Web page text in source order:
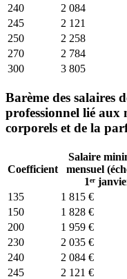
240
2 084
245
2 121
250
2 258
270
2 784
300
3 805
Barème des salaires
professionnel lié aux
corporels et de la
Coefficient
Salaire
mensuel
1ᵉʳ
135
1 815 €
150
1 828 €
200
1 959 €
230
2 035 €
240
2 084 €
245
2 121 €